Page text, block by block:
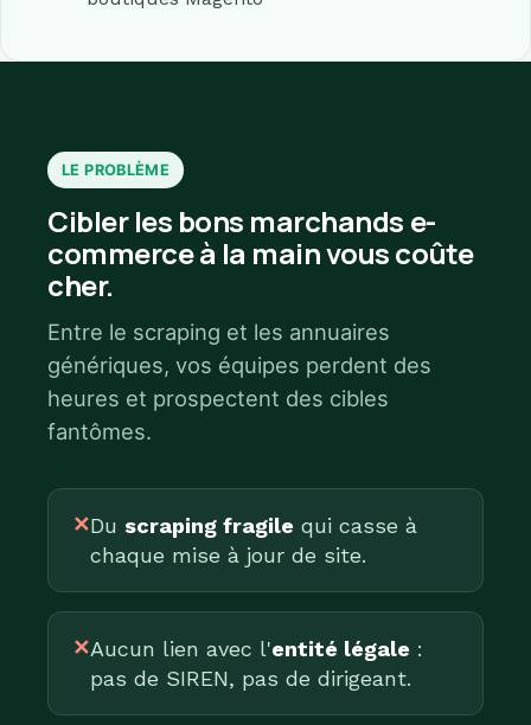
LE PROBLÈME
Cibler les bons marchands e-
commerce à la main vous coûte
cher.
Entre le scraping et les annuaires
génériques, vos équipes perdent des
heures et prospectent des cibles
fantômes.
✕Du scraping fragile qui casse à
chaque mise à jour de site.
✕Aucun lien avec l'entité légale :
pas de SIREN, pas de dirigeant.